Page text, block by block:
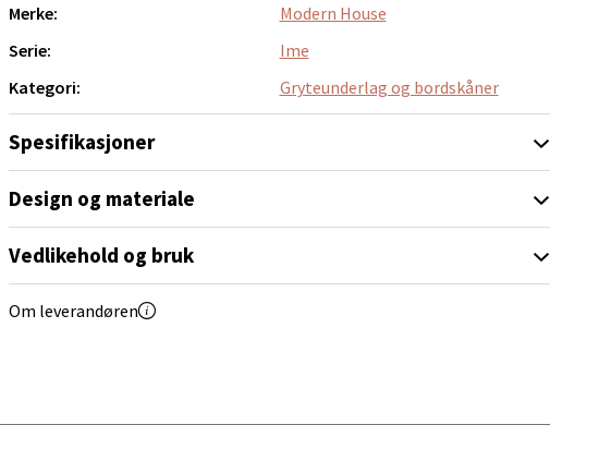
Merke:
Modern House
Serie:
Ime
Kategori:
Gryteunderlag og bordskåner
Spesifikasjoner
Design og materiale
Vedlikehold og bruk
Om leverandøren
Velg